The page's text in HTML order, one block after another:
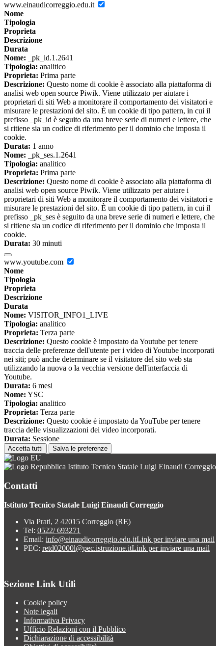
www.einaudicorreggio.edu.it
Nome
Tipologia
Proprieta
Descrizione
Durata
Nome: _pk_id.1.2641
Tipologia: analitico
Proprieta: Prima parte
Descrizione: Questo nome di cookie è associato alla piattaforma di
analisi web open source Piwik. Viene utilizzato per aiutare i
proprietari di siti Web a monitorare il comportamento dei visitatori e
misurare le prestazioni del sito. È un cookie di tipo pattern, in cui il
prefisso _pk_id è seguito da una breve serie di numeri e lettere, che
si ritiene sia un codice di riferimento per il dominio che imposta il
cookie.
Durata: 1 anno
Nome: _pk_ses.1.2641
Tipologia: analitico
Proprieta: Prima parte
Descrizione: Questo nome di cookie è associato alla piattaforma di
analisi web open source Piwik. Viene utilizzato per aiutare i
proprietari di siti Web a monitorare il comportamento dei visitatori e
misurare le prestazioni del sito. È un cookie di tipo pattern, in cui il
prefisso _pk_ses è seguito da una breve serie di numeri e lettere, che
si ritiene sia un codice di riferimento per il dominio che imposta il
cookie.
Durata: 30 minuti
www.youtube.com
Nome
Tipologia
Proprieta
Descrizione
Durata
Nome: VISITOR_INFO1_LIVE
Tipologia: analitico
Proprieta: Terza parte
Descrizione: Questo cookie è impostato da Youtube per tenere
traccia delle preferenze dell'utente per i video di Youtube incorporati
nei siti; può anche determinare se il visitatore del sito web sta
utilizzando la nuova o la vecchia versione dell'interfaccia di
Youtube.
Durata: 6 mesi
Nome: YSC
Tipologia: analitico
Proprieta: Terza parte
Descrizione: Questo cookie è impostato da YouTube per tenere
traccia delle visualizzazioni dei video incorporati.
Durata: Sessione
Accetta tutti Salva le preferenze
Istituto Tecnico Statale Luigi Einaudi Correggio
Contatti
Istituto Tecnico Statale Luigi Einaudi Correggio
Via Prati, 2 42015 Correggio (RE)
Tel: 0522/ 693271
Email: info@einaudicorreggio.edu.itLink per inviare una mail
PEC: retd02000l@pec.istruzione.itLink per inviare una mail
Sezione Link Utili
Cookie policy
Note legali
Informativa Privacy
Ufficio Relazioni con il Pubblico
Dichiarazione di accessibilità